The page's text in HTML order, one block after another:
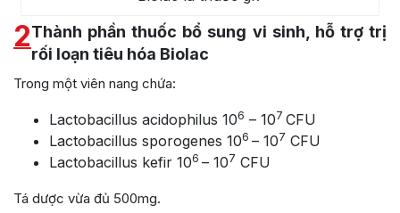
2Thành phần thuốc bổ sung vi sinh, hỗ trợ trị
rối loạn tiêu hóa Biolac
Trong một viên nang chứa:
Lactobacillus acidophilus 106 – 107 CFU
Lactobacillus sporogenes 106 – 107 CFU
Lactobacillus kefir 106 – 107 CFU
Tá dược vừa đủ 500mg.